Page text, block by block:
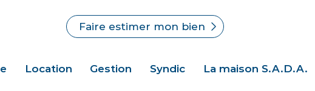
Location Gestion Syndic La maison S.A.D.A.
Faire estimer mon bien